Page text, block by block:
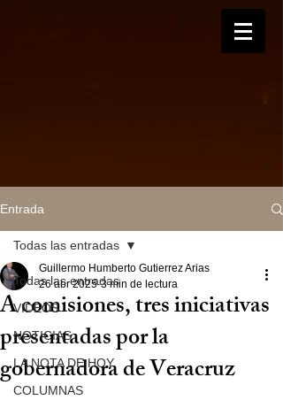
Entrada
Todas las entradas
VIDEOS
NOTICIAS
LA NOTA DE HOY
COLUMNAS
Todas las entradas
A comisiones, tres iniciativas
presentadas por la
gobernadora de Veracruz
Guillermo Humberto Gutierrez Arias
26 abr 2025 3 min de lectura